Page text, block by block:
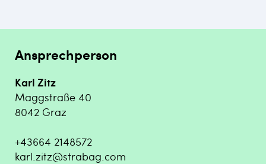
Ansprechperson
Karl Zitz
Maggstraße 40
8042 Graz
+43664 2148572
karl.zitz@strabag.com